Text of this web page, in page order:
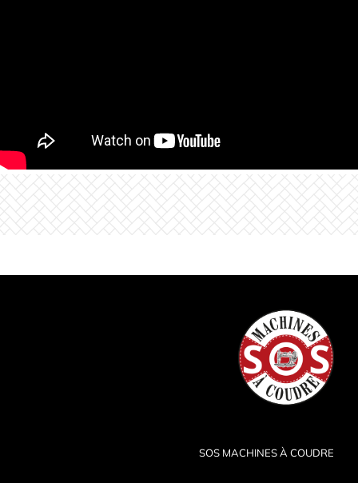
SOS MACHINES À COUDRE